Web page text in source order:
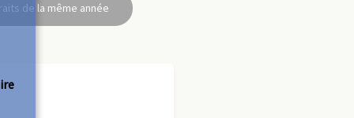
de la même année